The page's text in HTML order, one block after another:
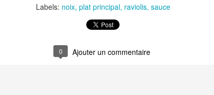
Labels: noix plat principal raviolis sauce
0